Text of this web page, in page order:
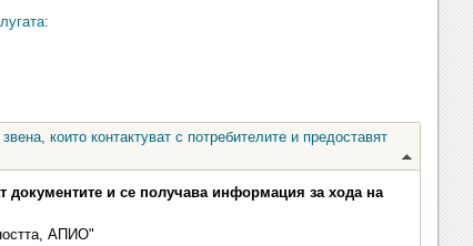
които контактуват с потребителите и предоставят
документите и се получава информация за хода на
АПИО"